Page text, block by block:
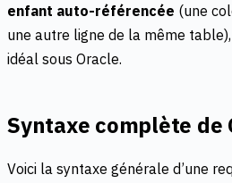
enfant auto-référencée (une
une autre ligne de la même table),
idéal sous Oracle.
Syntaxe complète de
Voici la syntaxe générale d’une